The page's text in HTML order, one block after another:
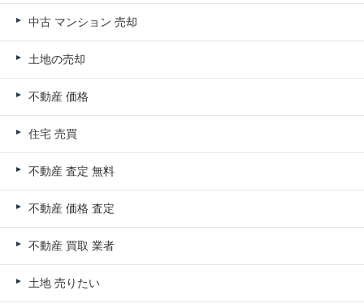
中古 マンション 売却
土地の売却
不動産 価格
住宅 売買
不動産 査定 無料
不動産 価格 査定
不動産 買取 業者
土地 売りたい